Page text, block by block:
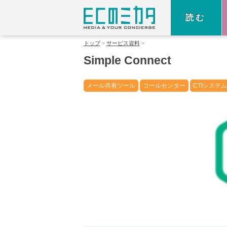
読む
トップ サービス資料
Simple Connect
メール共有ツール コールセンター CTIシステム